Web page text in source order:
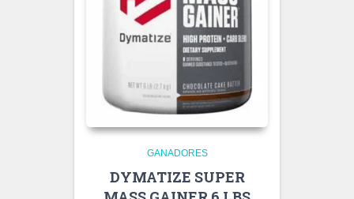
GANADORES
DYMATIZE SUPER